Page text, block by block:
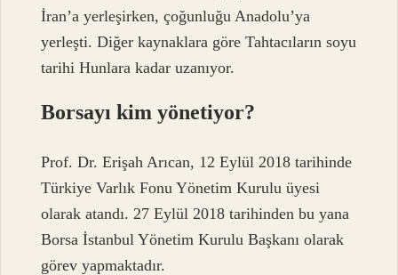
İran’a yerleşirken, çoğunluğu Anadolu’ya
yerleşti. Diğer kaynaklara göre Tahtacıların soyu
tarihi Hunlara kadar uzanıyor.
Borsayı kim yönetiyor?
Prof. Dr. Erişah Arıcan, 12 Eylül 2018 tarihinde
Türkiye Varlık Fonu Yönetim Kurulu üyesi
olarak atandı. 27 Eylül 2018 tarihinden bu yana
Borsa İstanbul Yönetim Kurulu Başkanı olarak
görev yapmaktadır.